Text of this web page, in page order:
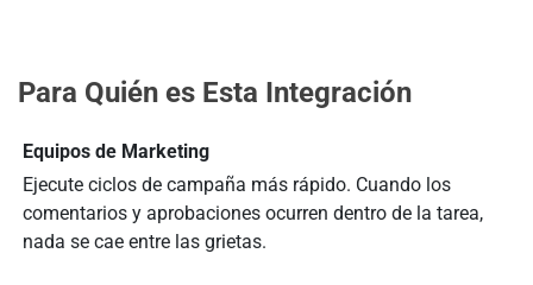
Para Quién es Esta Integración
Equipos de Marketing
Ejecute ciclos de campaña más rápido. Cuando los
comentarios y aprobaciones ocurren dentro de la tarea,
nada se cae entre las grietas.